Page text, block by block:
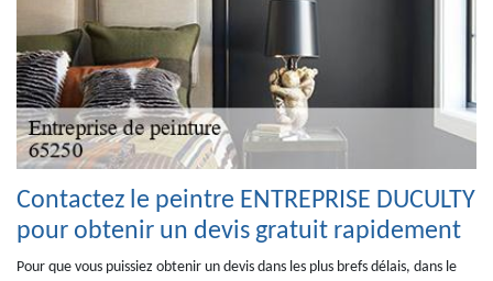
Contactez le peintre ENTREPRISE DUCULTY
pour obtenir un devis gratuit rapidement
Pour que vous puissiez obtenir un devis dans les plus brefs délais, dans le